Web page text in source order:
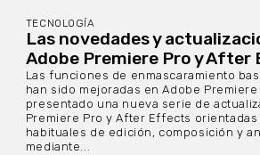
TECNOLOGÍA
Las novedades y
Adobe Premiere Pro y After
Las funciones de enmascaramiento
han sido mejoradas en Adobe Premiere
presentado una nueva serie de
Premiere Pro y After Effects orientadas
habituales de edición, composición y
mediante...